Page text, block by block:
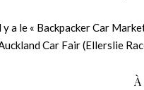
y a le « Backpacker Car
Car Fair (Ellerslie